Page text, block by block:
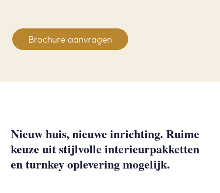
Brochure aanvragen
Nieuw huis, nieuwe inrichting. Ruime
keuze uit stijlvolle interieurpakketten
en turnkey oplevering mogelijk.